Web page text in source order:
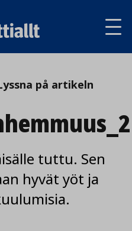
på artikeln
tuttu. Sen
hyvät yöt ja